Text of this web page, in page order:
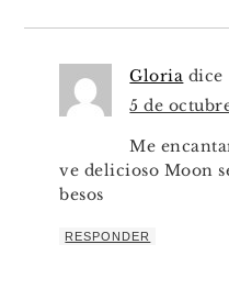
Gloria dice
5 de
Me
ve delicioso Moon
besos
RESPONDER